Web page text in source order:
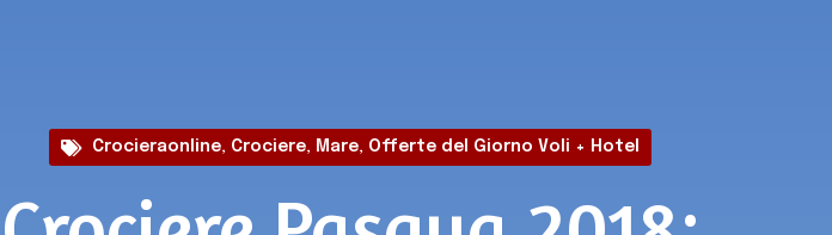
Crocieraonline, Crociere, Mare, Offerte del Giorno Voli + Hotel